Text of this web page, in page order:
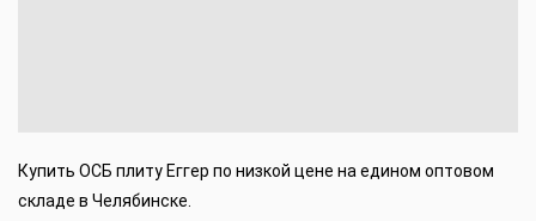
Купить ОСБ плиту Еггер по низкой цене на едином оптовом
складе в Челябинске.